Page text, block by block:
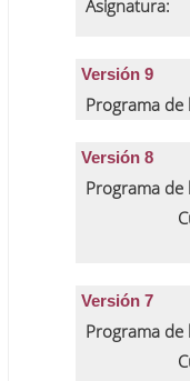
Asignatura:
Versión 9
Programa de
Versión 8
Programa de
Versión 7
Programa de